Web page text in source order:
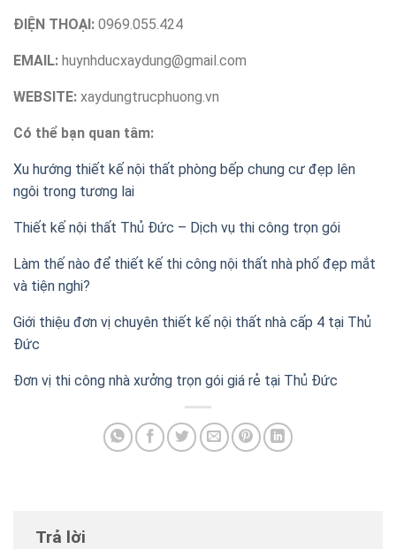
ĐIỆN THOẠI: 0969.055.424
EMAIL: huynhducxaydung@gmail.com
WEBSITE: xaydungtrucphuong.vn
Có thể bạn quan tâm:
Xu hướng thiết kế nội thất phòng bếp chung cư đẹp lên
ngôi trong tương lai
Thiết kế nội thất Thủ Đức – Dịch vụ thi công trọn gói
Làm thế nào để thiết kế thi công nội thất nhà phố đẹp mắt
và tiện nghi?
Giới thiệu đơn vị chuyên thiết kế nội thất nhà cấp 4 tại Thủ
Đức
Đơn vị thi công nhà xưởng trọn gói giá rẻ tại Thủ Đức
Trả lời